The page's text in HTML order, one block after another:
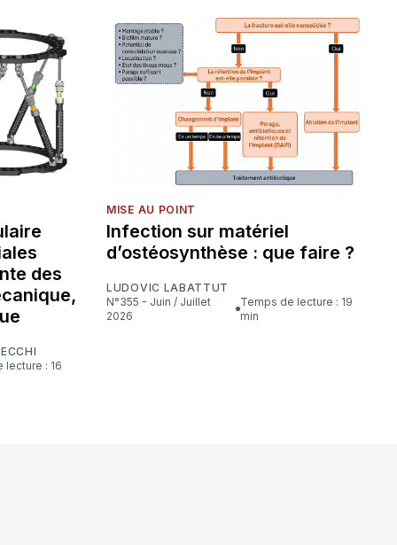
des
MISE AU POINT
Infection sur matériel
d’ostéosynthèse : que faire ?
LUDOVIC LABATTUT
N°355 - Juin / Juillet
2026
Temps de lecture : 19
min